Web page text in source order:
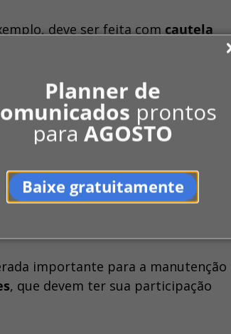
Planner de
prontos
paraAGOSTO
Baixe gratuitamente
deve ser feita com cautela
ser substituída por
práticas
sobre a inadimplência
constrangimento aos
posicionou em diversos casos,
garantir a legitimidade das
importante para a manutenção
, que devem ter sua participação